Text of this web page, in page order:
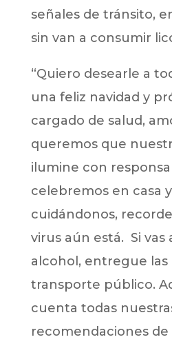
señales de tránsito,
sin van a consumir
“Quiero desearle a
una feliz navidad y
cargado de salud,
queremos que
ilumine con
celebremos en casa
cuidándonos,
virus aún está. Si vas
alcohol, entregue las
transporte público.
cuenta todas
recomendaciones de